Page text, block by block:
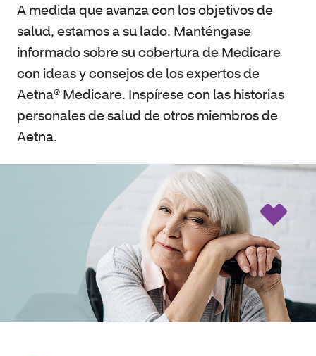
A medida que avanza con los objetivos de
salud, estamos a su lado. Manténgase
informado sobre su cobertura de Medicare
con ideas y consejos de los expertos de
Aetna® Medicare. Inspírese con las historias
personales de salud de otros miembros de
Aetna.